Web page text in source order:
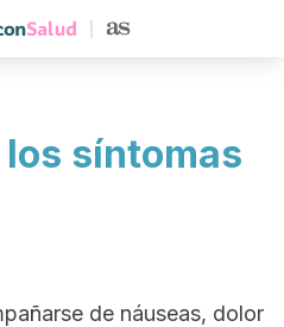
síntomas
de náuseas, dolor